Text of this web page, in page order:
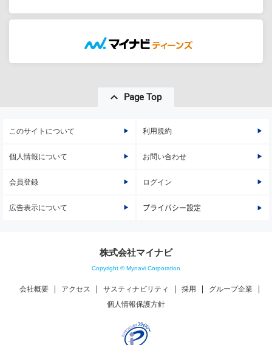
Page Top
このサイトについて 利用規約
個人情報について お問い合わせ
会員登録 ログイン
広告表示について プライバシー設定
株式会社マイナビ
Copyright © Mynavi Corporation
会社概要 アクセス サスティナビリティ 採用
グループ企業
個人情報保護方針